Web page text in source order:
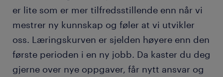
er lite som er mer tilfredsstillende enn når vi
mestrer ny kunnskap og føler at vi utvikler
oss. Læringskurven er sjelden høyere enn den
første perioden i en ny jobb. Da kaster du deg
gjerne over nye oppgaver, får nytt ansvar og